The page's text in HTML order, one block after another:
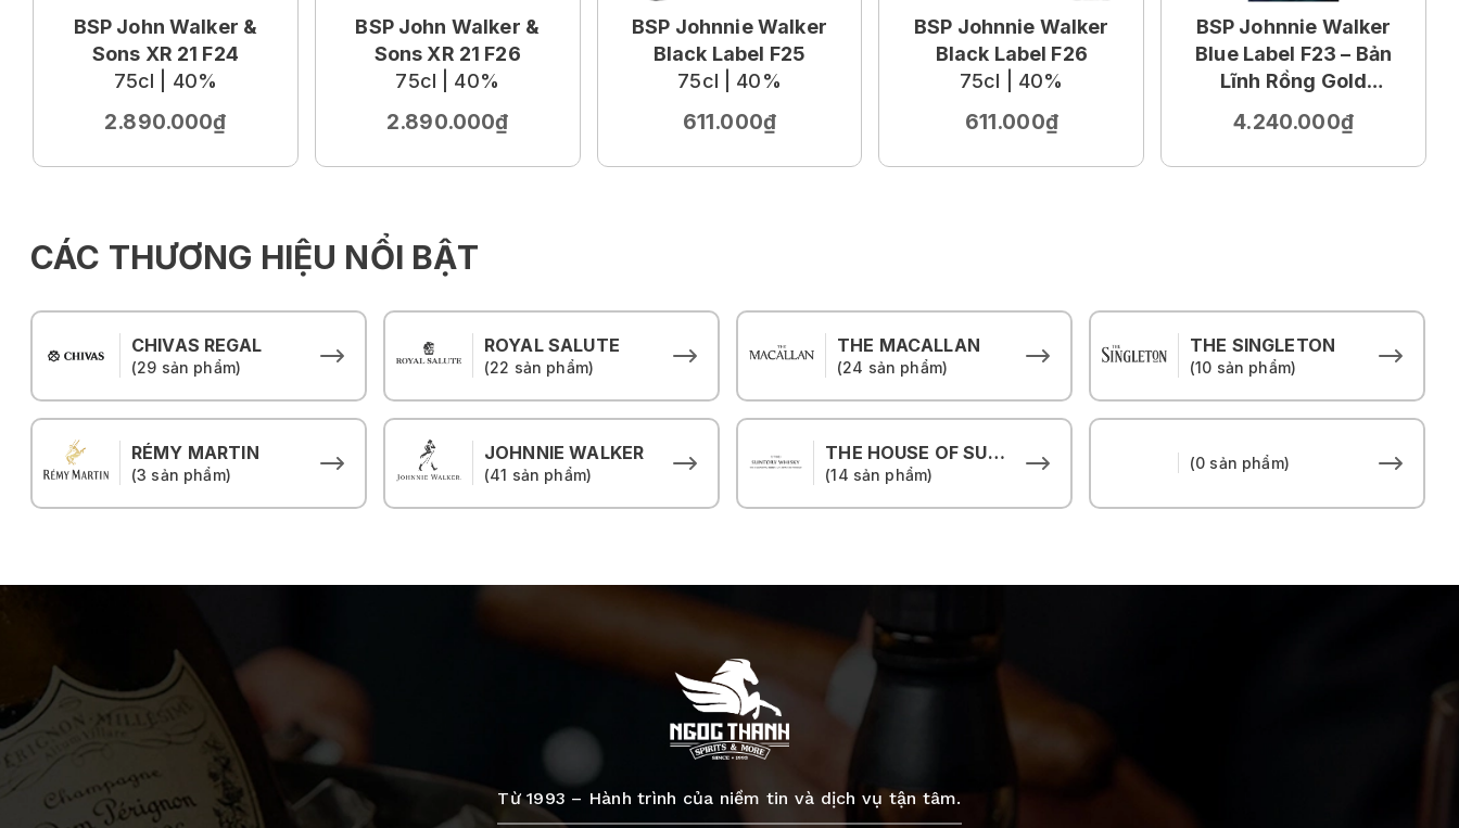
BSP John Walker &
Sons XR 21 F24
75cl | 40%
2.890.000₫
BSP John Walker &
Sons XR 21 F26
75cl | 40%
2.890.000₫
BSP Johnnie Walker
Black Label F25
75cl | 40%
611.000₫
BSP Johnnie Walker
Black Label F26
75cl | 40%
611.000₫
BSP Johnnie Walker
Blue Label F23 – Bản
Lĩnh Rồng Gold
4.240.000₫
CÁC THƯƠNG HIỆU NỔI BẬT
CHIVAS REGAL
(29 sản phẩm)
ROYAL SALUTE
(22 sản phẩm)
THE MACALLAN
(24 sản phẩm)
THE SINGLETON
(10 sản phẩm)
RÉMY MARTIN
(3 sản phẩm)
JOHNNIE WALKER
(41 sản phẩm)
THE HOUSE OF SUNTORY
(14 sản phẩm)
(0 sản phẩm)
Từ 1993 – Hành trình của niềm tin và dịch vụ tận tâm.